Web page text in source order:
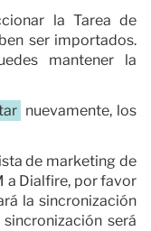
la Tarea de
ser importados.
mantener la
nuevamente, los
de marketing de
a Dialfire, por favor
la sincronización
será